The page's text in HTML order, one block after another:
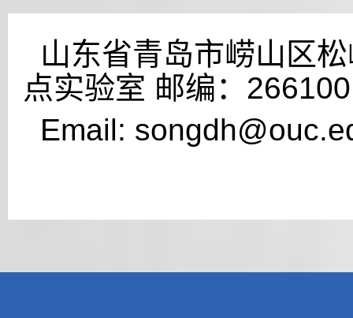
山东省青岛市崂山区
点实验室 邮编：266100
Email: